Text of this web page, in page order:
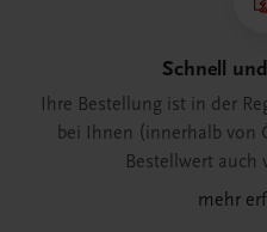
Schnell
Ihre Bestellung ist in der
bei Ihnen (innerhalb von
Bestellwert auch
mehr